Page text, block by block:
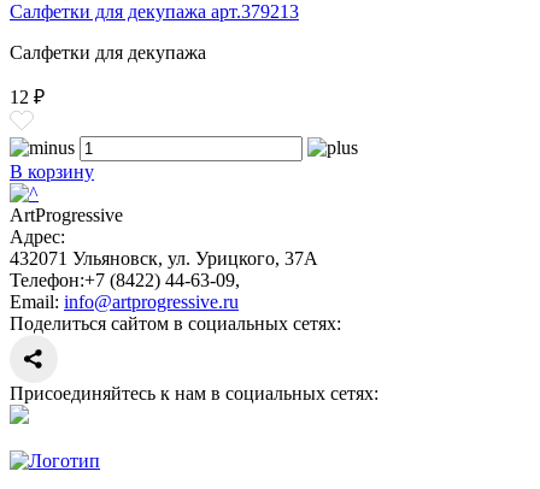
Салфетки для декупажа арт.379213
Салфетки для декупажа
12 ₽
В корзину
ArtProgressive
Адрес:
432071 Ульяновск, ул. Урицкого, 37А
Телефон:+7 (8422) 44-63-09,
Email: info@artprogressive.ru
Поделиться сайтом в социальных сетях:
Присоединяйтесь к нам в социальных сетях: